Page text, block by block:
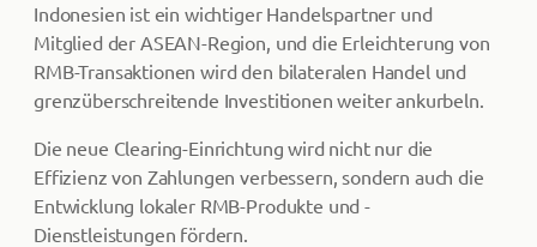
Indonesien ist ein wichtiger Handelspartner und
Mitglied der ASEAN-Region, und die Erleichterung von
RMB-Transaktionen wird den bilateralen Handel und
grenzüberschreitende Investitionen weiter ankurbeln.
Die neue Clearing-Einrichtung wird nicht nur die
Effizienz von Zahlungen verbessern, sondern auch die
Entwicklung lokaler RMB-Produkte und -
Dienstleistungen fördern.